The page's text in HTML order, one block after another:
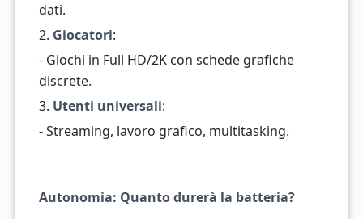
dati.
2. Giocatori:
- Giochi in Full HD/2K con schede grafiche
discrete.
3. Utenti universali:
- Streaming, lavoro grafico, multitasking.
Autonomia: Quanto durerà la batteria?